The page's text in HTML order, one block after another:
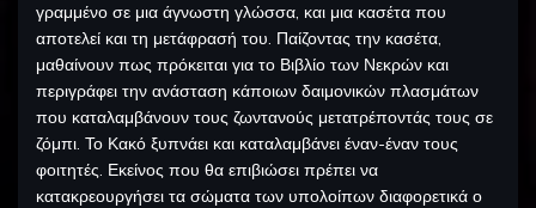
γραμμένο σε μια άγνωστη γλώσσα, και μια κασέτα που
αποτελεί και τη μετάφρασή του. Παίζοντας την κασέτα,
μαθαίνουν πως πρόκειται για το Βιβλίο των Νεκρών και
περιγράφει την ανάσταση κάποιων δαιμονικών πλασμάτων
που καταλαμβάνουν τους ζωντανούς μετατρέποντάς τους σε
ζόμπι. Το Κακό ξυπνάει και καταλαμβάνει έναν-έναν τους
φοιτητές. Εκείνος που θα επιβιώσει πρέπει να
κατακρεουργήσει τα σώματα των υπολοίπων διαφορετικά ο